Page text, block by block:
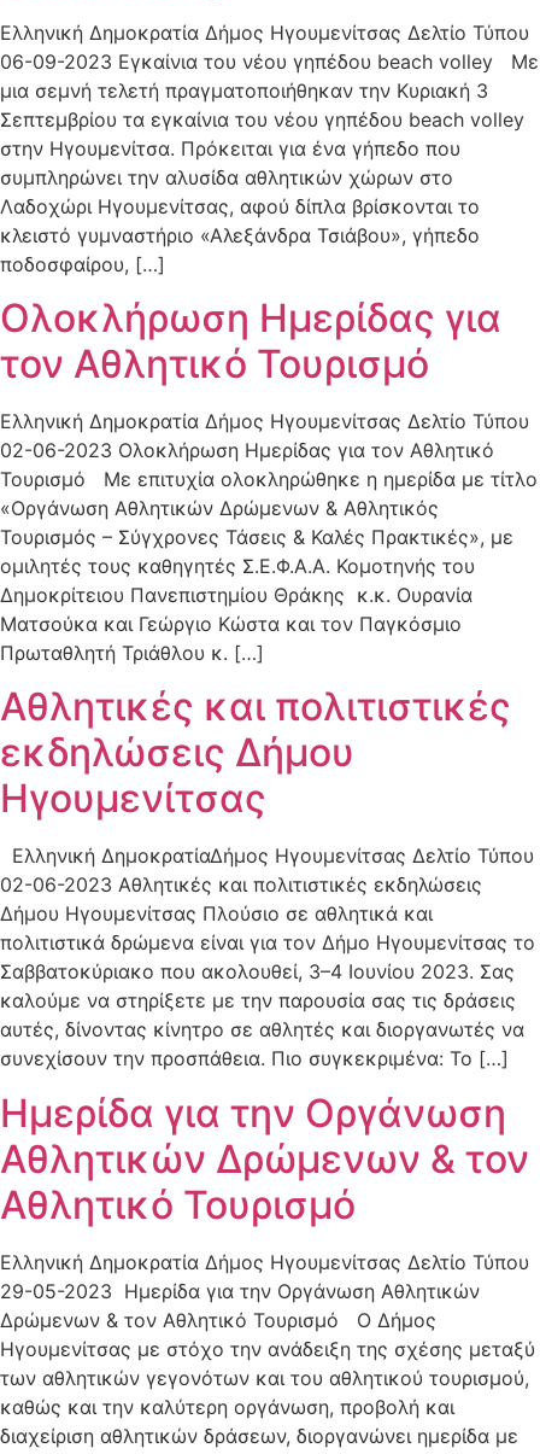
Ελληνική Δημοκρατία Δήμος Ηγουμενίτσας Δελτίο Τύπου
06-09-2023 Εγκαίνια του νέου γηπέδου beach volley Με
μια σεμνή τελετή πραγματοποιήθηκαν την Κυριακή 3
Σεπτεμβρίου τα εγκαίνια του νέου γηπέδου beach volley
στην Ηγουμενίτσα. Πρόκειται για ένα γήπεδο που
συμπληρώνει την αλυσίδα αθλητικών χώρων στο
Λαδοχώρι Ηγουμενίτσας, αφού δίπλα βρίσκονται το
κλειστό γυμναστήριο «Αλεξάνδρα Τσιάβου», γήπεδο
ποδοσφαίρου, […]
Ολοκλήρωση Ημερίδας για
τον Αθλητικό Τουρισμό
Ελληνική Δημοκρατία Δήμος Ηγουμενίτσας Δελτίο Τύπου
02-06-2023 Ολοκλήρωση Ημερίδας για τον Αθλητικό
Τουρισμό Με επιτυχία ολοκληρώθηκε η ημερίδα με τίτλο
«Οργάνωση Αθλητικών Δρώμενων & Αθλητικός
Τουρισμός – Σύγχρονες Τάσεις & Καλές Πρακτικές», με
ομιλητές τους καθηγητές Σ.Ε.Φ.Α.Α. Κομοτηνής του
Δημοκρίτειου Πανεπιστημίου Θράκης κ.κ. Ουρανία
Ματσούκα και Γεώργιο Κώστα και τον Παγκόσμιο
Πρωταθλητή Τριάθλου κ. […]
Αθλητικές και πολιτιστικές
εκδηλώσεις Δήμου
Ηγουμενίτσας
Ελληνική ΔημοκρατίαΔήμος Ηγουμενίτσας Δελτίο Τύπου
02-06-2023 Αθλητικές και πολιτιστικές εκδηλώσεις
Δήμου Ηγουμενίτσας Πλούσιο σε αθλητικά και
πολιτιστικά δρώμενα είναι για τον Δήμο Ηγουμενίτσας το
Σαββατοκύριακο που ακολουθεί, 3–4 Ιουνίου 2023. Σας
καλούμε να στηρίξετε με την παρουσία σας τις δράσεις
αυτές, δίνοντας κίνητρο σε αθλητές και διοργανωτές να
συνεχίσουν την προσπάθεια. Πιο συγκεκριμένα: Το […]
Ημερίδα για την Οργάνωση
Αθλητικών Δρώμενων & τον
Αθλητικό Τουρισμό
Ελληνική Δημοκρατία Δήμος Ηγουμενίτσας Δελτίο Τύπου
29-05-2023 Ημερίδα για την Οργάνωση Αθλητικών
Δρώμενων & τον Αθλητικό Τουρισμό Ο Δήμος
Ηγουμενίτσας με στόχο την ανάδειξη της σχέσης μεταξύ
των αθλητικών γεγονότων και του αθλητικού τουρισμού,
καθώς και την καλύτερη οργάνωση, προβολή και
διαχείριση αθλητικών δράσεων, διοργανώνει ημερίδα με